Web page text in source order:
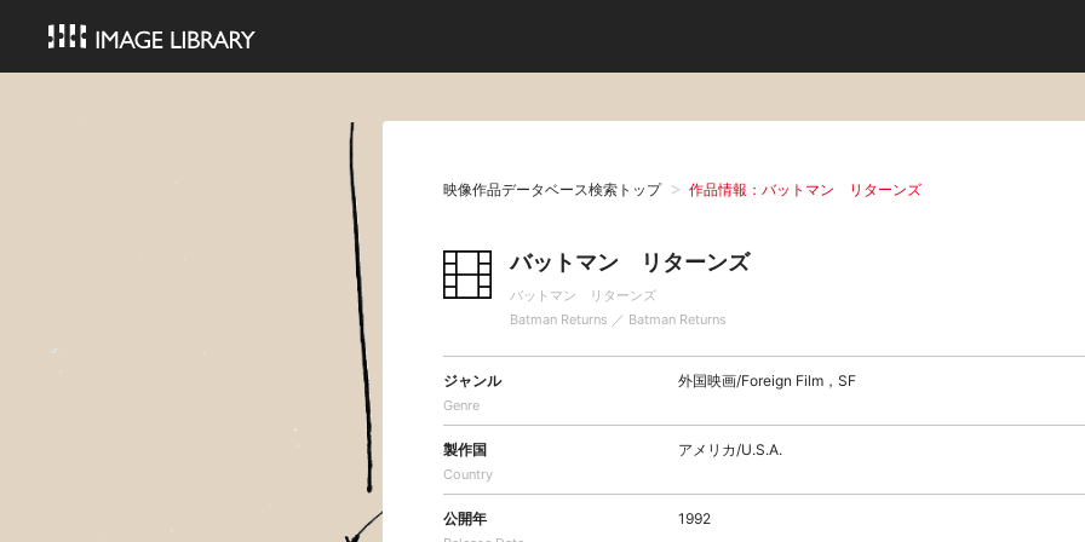
映像作品データベース検索トップ 作品情報：バットマン リターンズ
バットマン リターンズ
バットマン リターンズ
Batman Returns ／ Batman Returns
ジャンル
Genre
外国映画/Foreign Film，SF
製作国
Country
アメリカ/U.S.A.
公開年 1992